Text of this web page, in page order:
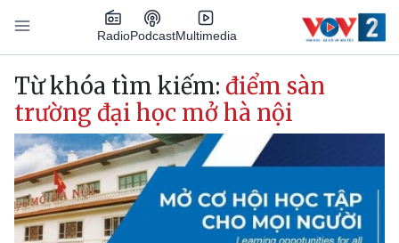
Nhảy đến nội dung
RadioPodcastMultimedia
Main navigation
Từ khóa tìm kiếm: điểm sàn
trường đại học mở hà nội